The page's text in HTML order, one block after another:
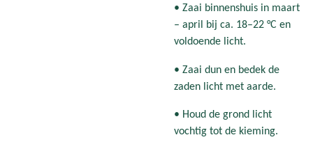
• Zaai binnenshuis in maart
– april bij ca. 18–22 °C en
voldoende licht.
• Zaai dun en bedek de
zaden licht met aarde.
• Houd de grond licht
vochtig tot de kieming.